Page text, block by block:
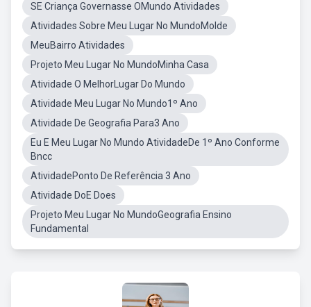
SE Criança Governasse OMundo Atividades
Atividades Sobre Meu Lugar No MundoMolde
MeuBairro Atividades
Projeto Meu Lugar No MundoMinha Casa
Atividade O MelhorLugar Do Mundo
Atividade Meu Lugar No Mundo1º Ano
Atividade De Geografia Para3 Ano
Eu E Meu Lugar No Mundo AtividadeDe 1º Ano Conforme
Bncc
AtividadePonto De Referência 3 Ano
Atividade DoE Does
Projeto Meu Lugar No MundoGeografia Ensino
Fundamental